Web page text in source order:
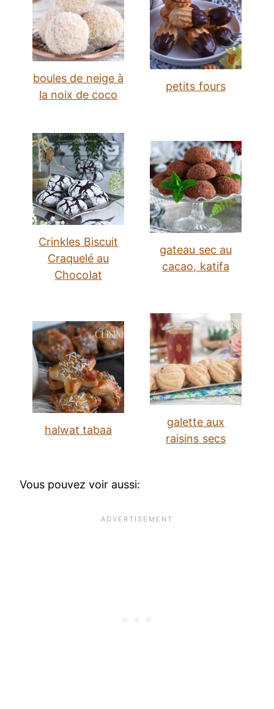
boules de neige à
la noix de coco
petits fours
Crinkles Biscuit
Craquelé au
Chocolat
gateau sec au
cacao, katifa
halwat tabaa
galette aux
raisins secs
Vous pouvez voir aussi: